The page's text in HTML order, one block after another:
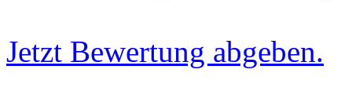
Jetzt Bewertung abgeben.